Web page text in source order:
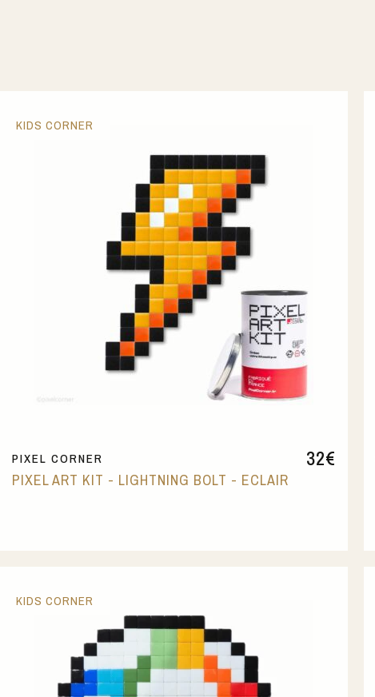
32€
PIXEL CORNER
PIXEL ART KIT - LIGHTNING BOLT - ECLAIR
KIDS CORNER
KIDS CORNER